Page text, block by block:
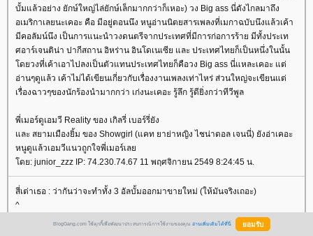
บั้มแล้วอย่าง ยักษ์ใหญ่ไล่ยักษ์เล็กมากกว่าก็เหอะ) วง Big ass นี่ดังไกลมาถึง
อเมริกาเลยนะเคอะ คือ มีอยู่ตอนนึง หนูอ่านนิตยสารเพลงที่เมกาฉบับนึงแล้วเค้า
มีคอลัมน์นึง เป็นการแนะนำวงดนตรีจากประเทศที่มีการก่อการร้าย มีทั้งประเท
ศอาร์เจนติน่า ปากีสถาน อิหร่าน อินโดเนเซีย และ ประเทศไทยก็เป็นหนึ่งในนั้น
ดยวงที่เค้าเอาไปลงเป็นตัวแทนประเทศไทยก็คือวง Big ass นี่แหละเคอะ แต่
อ่านๆดูแล้ว เค้าไม่ได้เขียนเกี่ยวกับเรื่องงานเพลงเท่าไหร่ ส่วนใหญ่จะเขียนแต่
เรื่องฉาวๆของนักร้องนำมากกว่า เก่งนะเคอะ รู้ลึก รู้ดียิ่งกว่าทีวีพูล
พี่เมอร์ดูเอมวี Reality ของ เกิลรี่ เบอร์รี่ยัง
ละ สยามเมืองยิ้ม ของ Showgirl (แคท ยาย่าหญิง ไชน่าดอล เจนนี่) ยังอ่าเคอะ
หนูดูแล้วเอมวีแนวถูกใจพี่เมอร์เล
ดย: junior_zzz IP: 74.230.74.67 11 พฤศจิกายน 2549 8:24:45 น.
สี่เต่าเธอ : ว่ากันว่าจะทำทั้ง 3 อัลบั้มออกมาขายใหม่ (ให้มันจริงเถอะ)
^
BlogGang.com ใช้คุกกี้เพื่อพัฒนาประสบการณ์การใช้งานของคุณ อ่านเพิ่มเติมได้ที่นี่